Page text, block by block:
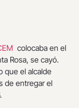
colocaba en el
Rosa, se cayó.
que el alcalde
de entregar el